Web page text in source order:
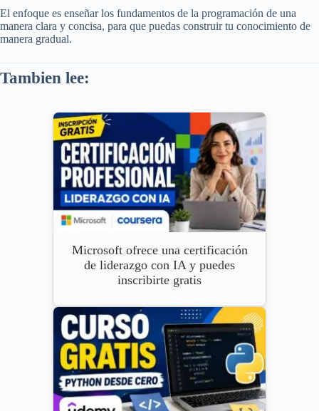
El enfoque es enseñar los fundamentos de la programación de una
manera clara y concisa, para que puedas construir tu conocimiento de
manera gradual.
Tambien lee:
Microsoft ofrece una certificación
de liderazgo con IA y puedes
inscribirte gratis